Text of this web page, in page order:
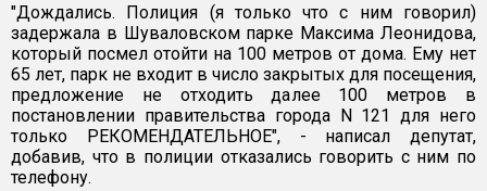
"Дождались. Полиция (я только что с ним говорил)
задержала в Шуваловском парке Максима Леонидова,
который посмел отойти на 100 метров от дома. Ему нет
65 лет, парк не входит в число закрытых для посещения,
предложение не отходить далее 100 метров в
постановлении правительства города N 121 для него
только РЕКОМЕНДАТЕЛЬНОЕ", - написал депутат,
добавив, что в полиции отказались говорить с ним по
телефону.